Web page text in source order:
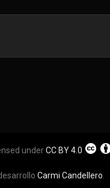
underCC BY 4.0
Carmi Candellero